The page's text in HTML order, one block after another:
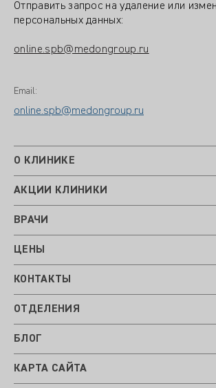
Отправить запрос на удаление или
персональных данных:
online.spb@medongroup.ru
Email:
online.spb@medongroup.ru
О КЛИНИКЕ
АКЦИИ КЛИНИКИ
ВРАЧИ
ЦЕНЫ
КОНТАКТЫ
ОТДЕЛЕНИЯ
БЛОГ
КАРТА САЙТА